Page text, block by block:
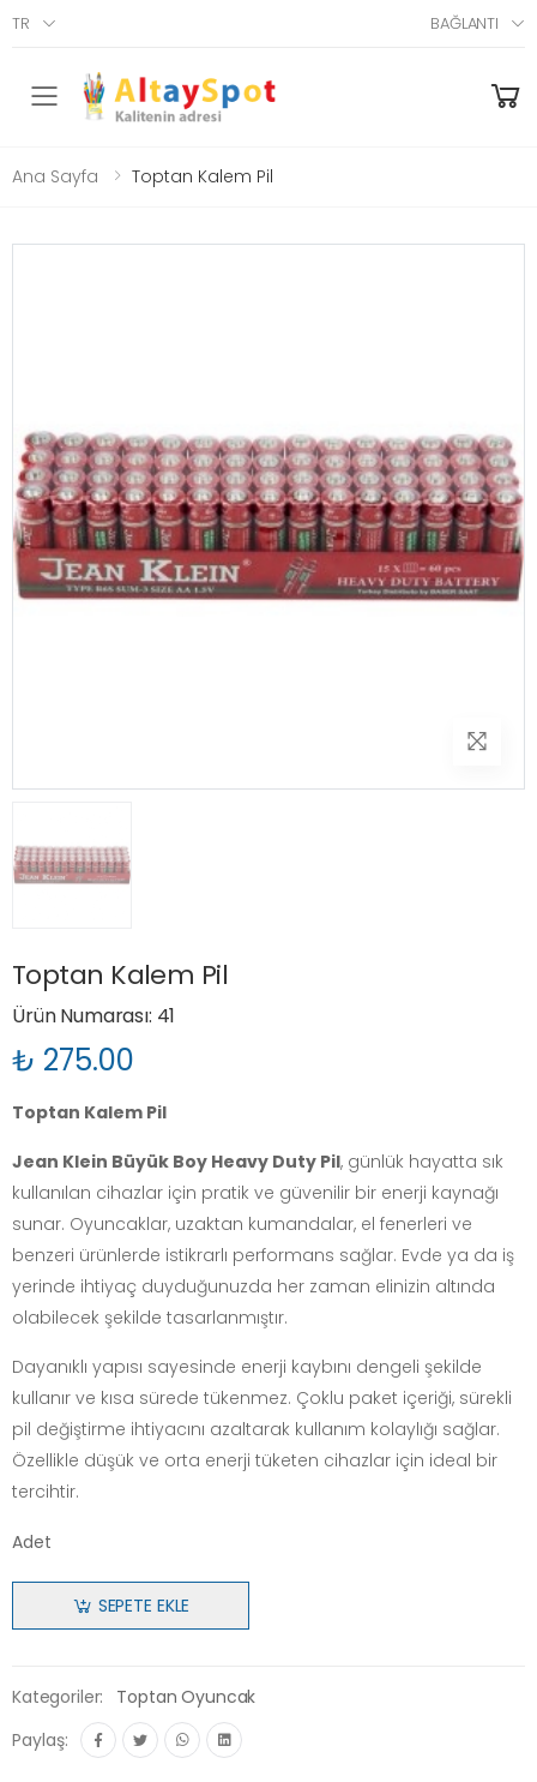
TR BAĞLANTI
Menü
Ana Sayfa Toptan Kalem Pil
Toptan Kalem Pil
Ürün Numarası: 41
₺ 275.00
Toptan Kalem Pil
Jean Klein Büyük Boy Heavy Duty Pil, günlük hayatta sık
kullanılan cihazlar için pratik ve güvenilir bir enerji kaynağı
sunar. Oyuncaklar, uzaktan kumandalar, el fenerleri ve
benzeri ürünlerde istikrarlı performans sağlar. Evde ya da iş
yerinde ihtiyaç duyduğunuzda her zaman elinizin altında
olabilecek şekilde tasarlanmıştır.
Dayanıklı yapısı sayesinde enerji kaybını dengeli şekilde
kullanır ve kısa sürede tükenmez. Çoklu paket içeriği, sürekli
pil değiştirme ihtiyacını azaltarak kullanım kolaylığı sağlar.
Özellikle düşük ve orta enerji tüketen cihazlar için ideal bir
tercihtir.
Adet
SEPETE EKLE
Kategoriler:
Toptan Oyuncak
Paylaş: